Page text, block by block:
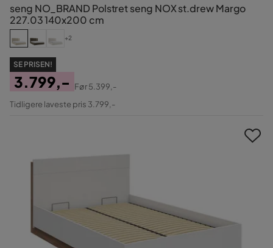
seng NO_BRAND Polstret seng NOX st.drew Margo
227.03 140x200 cm
+2
SE PRISEN!
Pris
3.799,-
Original
Før5.399,-
Tidligere laveste pris 3.799,-